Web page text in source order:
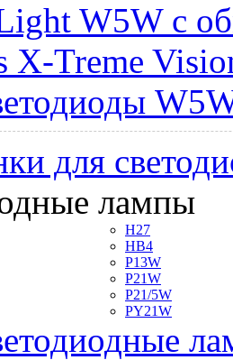
W5W с
X-Treme
для
лампы
H27
HB4
P13W
P21W
P21/5W
PY21W